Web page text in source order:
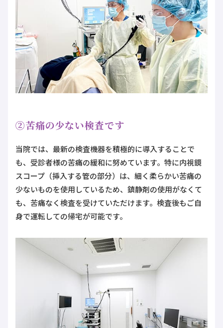
②苦痛の少ない検査です
当院では、最新の検査機器を積極的に導入することで
も、受診者様の苦痛の緩和に努めています。特に内視鏡
スコープ（挿入する管の部分）は、細く柔らかい苦痛の
少ないものを使用しているため、鎮静剤の使用がなくて
も、苦痛なく検査を受けていただけます。検査後もご自
身で運転しての帰宅が可能です。